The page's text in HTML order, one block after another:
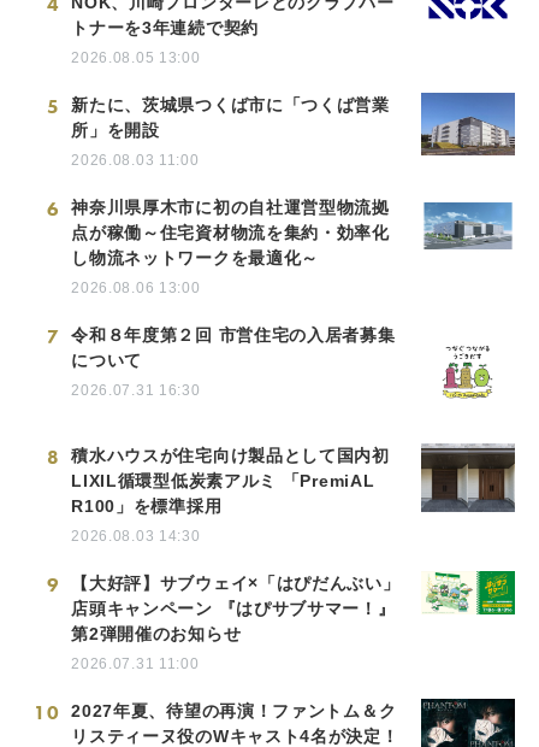
トナーを3年連続で契約
2026.08.05 13:00
5
新たに、茨城県つくば市に「つくば営業
所」を開設
2026.08.03 11:00
6
神奈川県厚木市に初の自社運営型物流拠
点が稼働～住宅資材物流を集約・効率化
し物流ネットワークを最適化～
2026.08.06 13:00
7
令和８年度第２回 市営住宅の入居者募集
について
2026.07.31 16:30
8
積水ハウスが住宅向け製品として国内初
LIXIL循環型低炭素アルミ 「PremiAL
R100」を標準採用
2026.08.03 14:30
9
【大好評】サブウェイ×「はぴだんぶい」
店頭キャンペーン 『はぴサブサマー！』
第2弾開催のお知らせ
2026.07.31 11:00
10
2027年夏、待望の再演！ファントム＆ク
リスティーヌ役のWキャスト4名が決定！